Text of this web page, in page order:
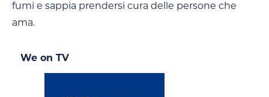
fumi e sappia prendersi cura delle persone che
ama.
We on TV